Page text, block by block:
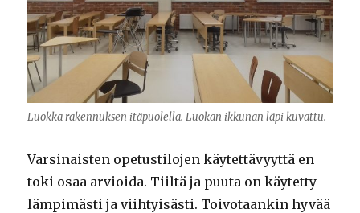
Luokka rakennuksen itäpuolella. Luokan ikkunan läpi kuvattu.
Varsinaisten opetustilojen käytettävyyttä en
toki osaa arvioida. Tiiltä ja puuta on käytetty
lämpimästi ja viihtyisästi. Toivotaankin hyvää